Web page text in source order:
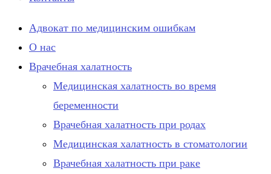
Адвокат по медицинским ошибкам
О нас
Врачебная халатность
Медицинская халатность во время
беременности
Врачебная халатность при родах
Медицинская халатность в стоматологии
Врачебная халатность при раке